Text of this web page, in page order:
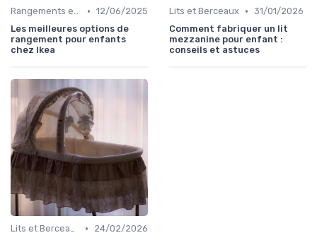
Rangements et Étagères • 12/06/2025
Les meilleures options de
rangement pour enfants
chez Ikea
Lits et Berceaux • 31/01/2026
Comment fabriquer un lit
mezzanine pour enfant :
conseils et astuces
Lits et Berceaux •
24/02/2026